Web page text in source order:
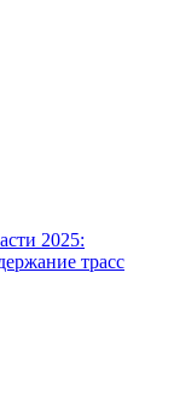
2025:
трасс